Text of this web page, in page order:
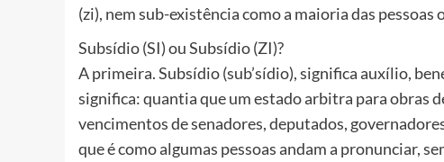
(zi), nem sub-existência como a maioria das pessoas
Subsídio (SI) ou Subsídio (ZI)?
A primeira. Subsídio (sub’sídio), significa auxílio,
significa: quantia que um estado arbitra para obras
vencimentos de senadores, deputados,
que é como algumas pessoas andam a pronunciar,